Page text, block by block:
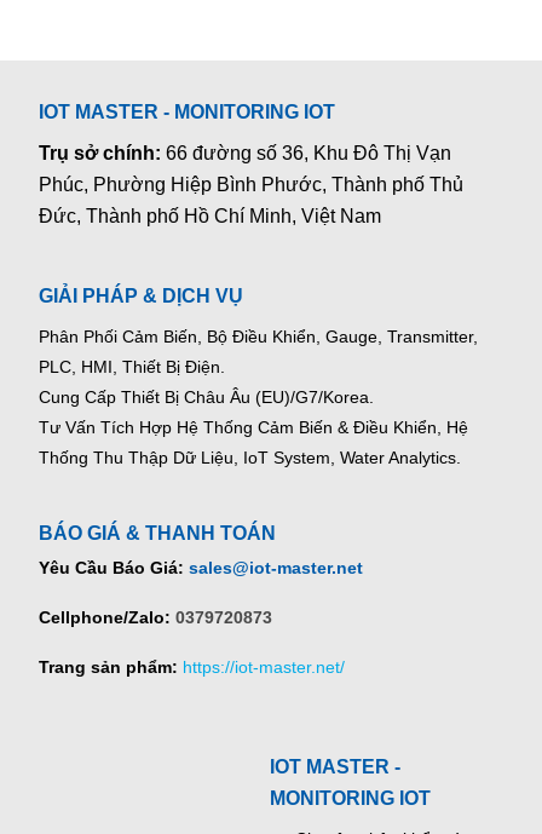
IOT MASTER - MONITORING IOT
Trụ sở chính:66 đường số 36, Khu Đô Thị Vạn
Phúc, Phường Hiệp Bình Phước, Thành phố Thủ
Đức, Thành phố Hồ Chí Minh, Việt Nam
GIẢI PHÁP & DỊCH VỤ
Phân Phối Cảm Biến, Bộ Điều Khiển, Gauge, Transmitter,
PLC, HMI, Thiết Bị Điện.
Cung Cấp Thiết Bị Châu Âu (EU)/G7/Korea.
Tư Vấn Tích Hợp Hệ Thống Cảm Biến & Điều Khiển, Hệ
Thống Thu Thập Dữ Liệu, IoT System, Water Analytics.
BÁO GIÁ & THANH TOÁN
Yêu Cầu Báo Giá: sales@iot-master.net
Cellphone/Zalo: 0379720873
Trang sản phẩm: https://iot-master.net/
IOT MASTER -
MONITORING IOT